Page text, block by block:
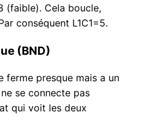
(faible). Cela boucle,
conséquent L1C1=5.
(BND)
ferme presque mais a un
se connecte pas
qui voit les deux